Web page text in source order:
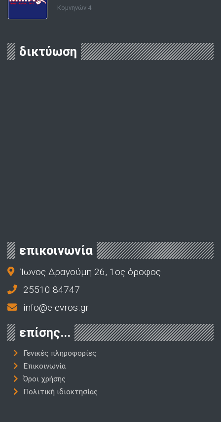
Κομνηνών 4
δικτύωση
επικοινωνία
Ίωνος Δραγούμη 26, 1ος όροφος
25510 84747
info@e-evros.gr
επίσης...
Γενικές πληροφορίες
Επικοινωνία
Όροι χρήσης
Πολιτική ιδιοκτησίας